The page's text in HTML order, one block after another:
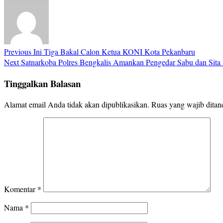
PreviousIni Tiga Bakal Calon Ketua KONI Kota Pekanbaru
NextSatnarkoba Polres Bengkalis Amankan Pengedar Sabu dan
Tinggalkan Balasan
Alamat email Anda tidak akan dipublikasikan. Ruas yang wajib
Komentar*
Nama *